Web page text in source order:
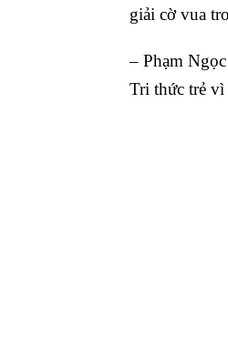
giải cờ vua
– Phạm
Tri thức trẻ